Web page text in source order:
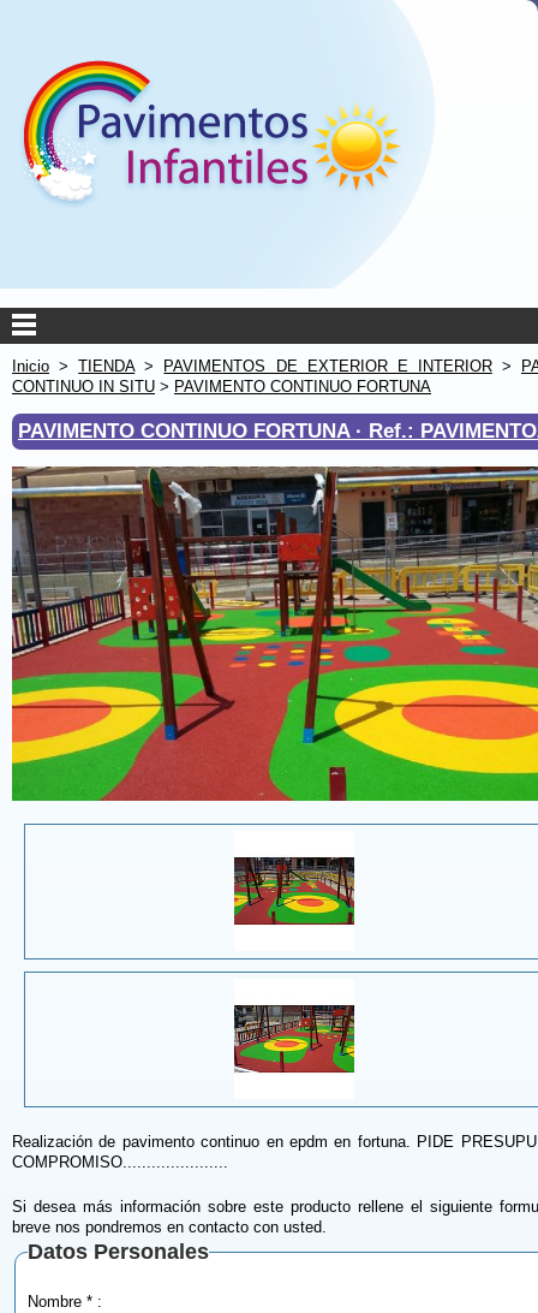
Inicio >TIENDA> PAVIMENTOS DE EXTERIOR E INTERIOR>
CONTINUO IN SITU > PAVIMENTO CONTINUO FORTUNA
PAVIMENTO CONTINUO FORTUNA · Ref.:
Realización de pavimento continuo en epdm en fortuna. PIDE
COMPROMISO......................
Si desea más información sobre este producto rellene el siguiente
breve nos pondremos en contacto con usted.
Datos Personales
Nombre * :